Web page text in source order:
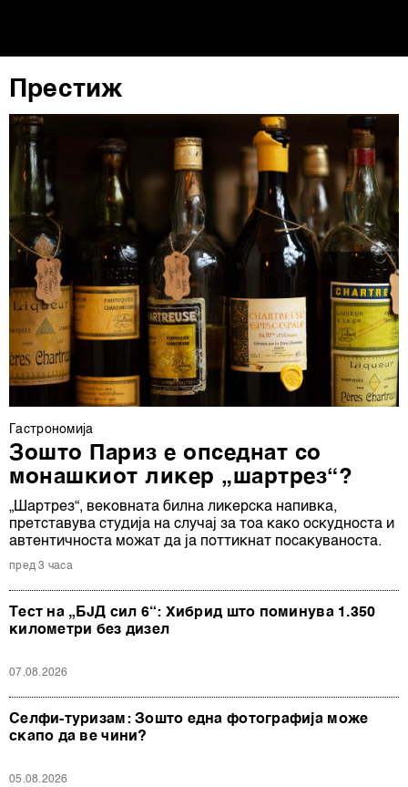
Престиж
Гастрономија
Зошто Париз е опседнат со
монашкиот ликер „шартрез“?
„Шартрез“, вековната билна ликерска напивка,
претставува студија на случај за тоа како оскудноста и
автентичноста можат да ја поттикнат посакуваноста.
пред 3 часа
Тест на „БЈД сил 6“: Хибрид што поминува 1.350
километри без дизел
07.08.2026
Селфи-туризам: Зошто една фотографија може
скапо да ве чини?
05.08.2026